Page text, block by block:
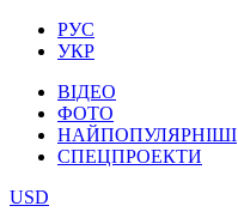
РУС
УКР
ВІДЕО
ФОТО
НАЙПОПУЛЯРНІШІ
СПЕЦПРОЕКТИ
USD